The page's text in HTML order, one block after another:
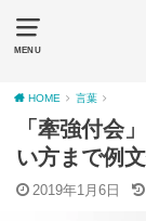
MENU
HOME 言葉
「牽強付会
い方まで例
2019年1月6日